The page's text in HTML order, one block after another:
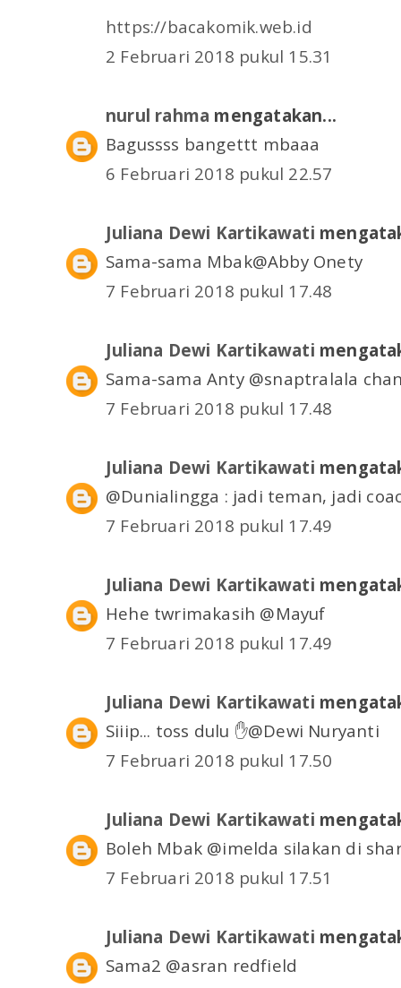
https://bacakomik.web.id
2 Februari 2018 pukul 15.31
nurul rahma mengatakan...
Bagussss bangettt mbaaa
6 Februari 2018 pukul 22.57
Juliana Dewi Kartikawati
Sama-sama Mbak@Abby Onety
7 Februari 2018 pukul 17.48
Juliana Dewi Kartikawati
Sama-sama Anty @snaptralala
7 Februari 2018 pukul 17.48
Juliana Dewi Kartikawati
@Dunialingga : jadi teman, jadi
7 Februari 2018 pukul 17.49
Juliana Dewi Kartikawati
Hehe twrimakasih @Mayuf
7 Februari 2018 pukul 17.49
Juliana Dewi Kartikawati
Siiip... toss dulu ✋@Dewi Nuryanti
7 Februari 2018 pukul 17.50
Juliana Dewi Kartikawati
Boleh Mbak @imelda silakan di
7 Februari 2018 pukul 17.51
Juliana Dewi Kartikawati
Sama2 @asran redfield